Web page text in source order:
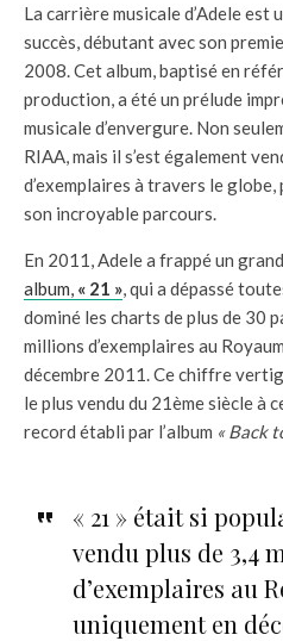
La carrière musicale d’Adele est
succès, débutant avec son
2008. Cet album, baptisé en
production, a été un prélude
musicale d’envergure. Non
RIAA, mais il s’est également
d’exemplaires à travers le
son incroyable parcours.
En 2011, Adele a frappé un
album, « 21 » , qui a dépassé
dominé les charts de plus de 30
millions d’exemplaires au
décembre 2011. Ce chiffre
le plus vendu du 21ème siècle à
record établi par l’album « Back
« 21 » était si
vendu plus de 3,4
d’exemplaires au
uniquement en